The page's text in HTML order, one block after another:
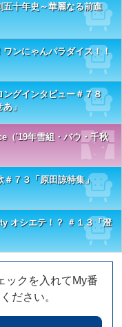
五十年史～華麗なる前進
ワンにゃんパラダイス！！
ングインタビュー＃７８
あ」
（'19年雪組・バウ・千秋
＃７３「原田諒特集」
オシエテ！？ ＃１３「澄
ックを入れてMy番
ださい。